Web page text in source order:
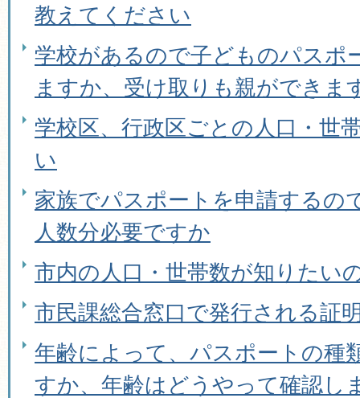
教えてください
学校があるので子どものパスポ
ますか、受け取りも親ができま
学校区、行政区ごとの人口・世
い
家族でパスポートを申請するの
人数分必要ですか
市内の人口・世帯数が知りたい
市民課総合窓口で発行される証
年齢によって、パスポートの種
すか、年齢はどうやって確認し